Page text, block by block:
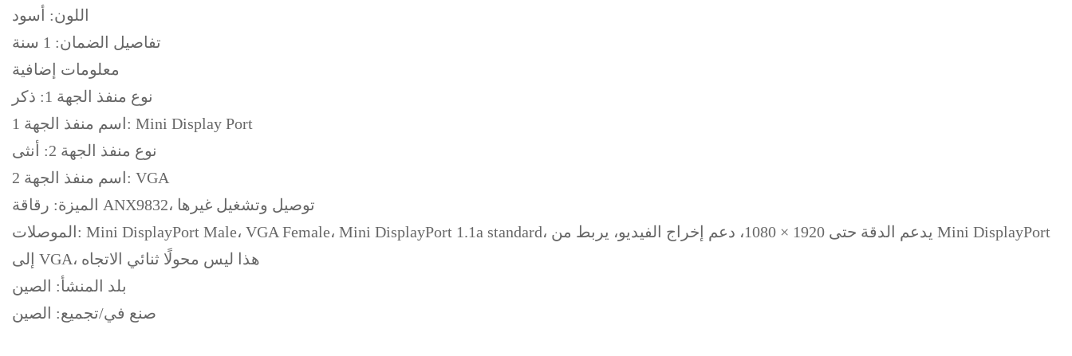
اللون: أسود
تفاصيل الضمان: 1 سنة
معلومات إضافية
نوع منفذ الجهة 1: ذكر
اسم منفذ الجهة 1: Mini Display Port
نوع منفذ الجهة 2: أنثى
اسم منفذ الجهة 2: VGA
الميزة: رقاقة ANX9832، توصيل وتشغيل غيرها
الموصلات: Mini DisplayPort Male، VGA Female، Mini DisplayPort 1.1a standard، يدعم الدقة حتى 1920 × 1080، دعم إخراج الفيديو، يربط من Mini DisplayPort
إلى VGA، هذا ليس محولًا ثنائي الاتجاه
بلد المنشأ: الصين
صنع في/تجميع: الصين